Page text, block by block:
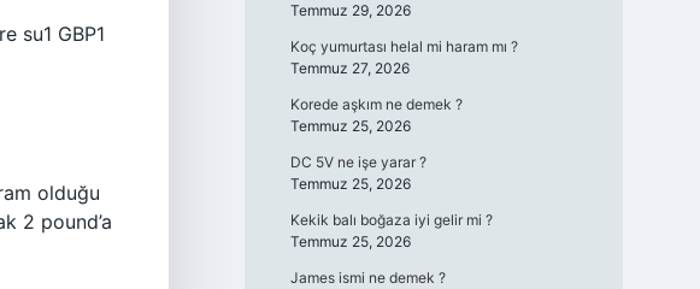
su1 GBP1
olduğu
2 pound’a
Temmuz 29, 2026
Koç yumurtası helal mi haram mı ?
Temmuz 27, 2026
Korede aşkım ne demek ?
Temmuz 25, 2026
DC 5V ne işe yarar ?
Temmuz 25, 2026
Kekik balı boğaza iyi gelir mi ?
Temmuz 25, 2026
James ismi ne demek ?